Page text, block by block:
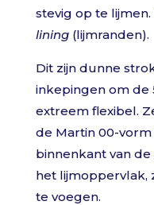
stevig op te
lining(lijmranden).
Dit zijn dunne
inkepingen om de
extreem flexibel.
de Martin 00-vorm
binnenkant van
het lijmoppervlak,
te voegen.